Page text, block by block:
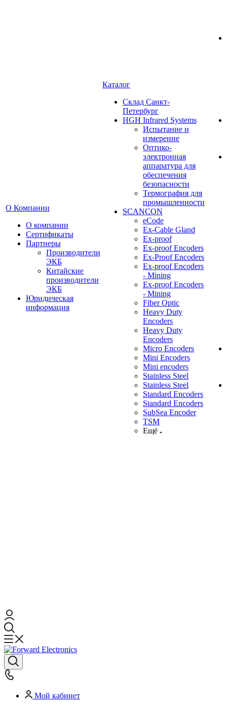
О Компании
О компании
Сертификаты
Партнеры
Производители
ЭКБ
Китайские
производители
ЭКБ
Юридическая
информация
Каталог
Cклад Санкт-
Петербург
HGH Infrared Systems
Испытание и
измерение
Оптико-
электронная
аппаратура для
обеспечения
безопасности
Термография для
промышленности
SCANCON
eCode
Ex-Cable Gland
Ex-proof
Ex-proof Encoders
Ex-Proof Encoders
Ex-proof Encoders
- Mining
Ex-proof Encoders
- Mining
Fiber Optic
Heavy Duty
Encoders
Heavy Duty
Encoders
Micro Encoders
Mini Encoders
Mini encoders
Stainless Steel
Stainless Steel
Standard Encoders
Standard Encoders
SubSea Encoder
TSM
Ещё
Мой кабинет